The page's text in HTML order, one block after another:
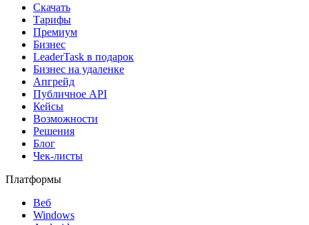
Скачать
Тарифы
Премиум
Бизнес
LeaderTask в подарок
Бизнес на удаленке
Апгрейд
Публичное API
Кейсы
Возможности
Решения
Блог
Чек-листы
Платформы
Веб
Windows